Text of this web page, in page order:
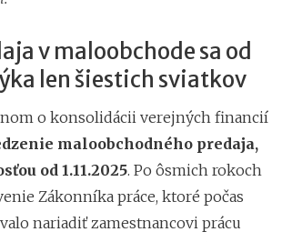
v maloobchode sa od
len šiestich sviatkov
o konsolidácii verejných financií
maloobchodného predaja,
od 1.11.2025. Po ôsmich rokoch
Zákonníka práce, ktoré počas
nariadiť zamestnancovi prácu